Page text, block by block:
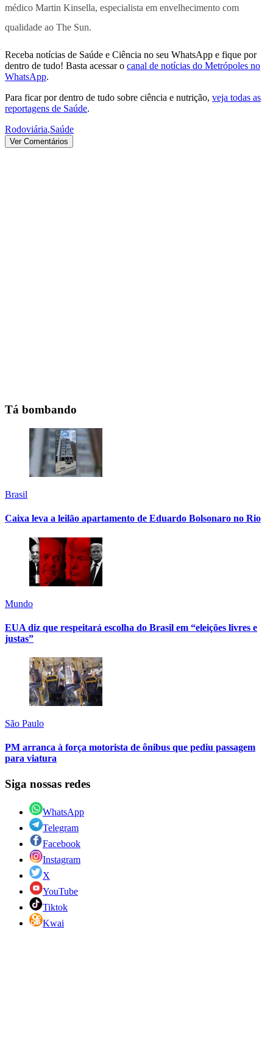
médico Martin Kinsella, especialista em envelhecimento com
qualidade ao The Sun.
Receba notícias de Saúde e Ciência no seu WhatsApp e fique por
dentro de tudo! Basta acessar o canal de notícias do Metrópoles no
WhatsApp.
Para ficar por dentro de tudo sobre ciência e nutrição, veja todas as
reportagens de Saúde.
Rodoviária,Saúde
Ver Comentários
Tá bombando
Brasil
Caixa leva a leilão apartamento de Eduardo Bolsonaro no Rio
Mundo
EUA diz que respeitará escolha do Brasil em “eleições livres e
justas”
São Paulo
PM arranca à força motorista de ônibus que pediu passagem
para viatura
Siga nossas redes
WhatsApp
Telegram
Facebook
Instagram
X
YouTube
Tiktok
Kwai